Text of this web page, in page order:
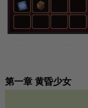
第一章 黄昏少女